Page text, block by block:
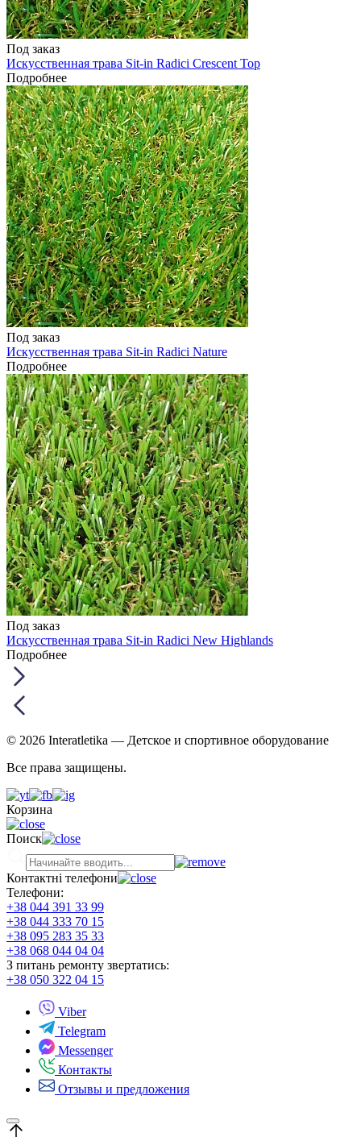
Под заказ
Искусственная трава Sit-in Radici Crescent Top
Подробнее
Под заказ
Искусственная трава Sit-in Radici Nature
Подробнее
Под заказ
Искусственная трава Sit-in Radici New Highlands
Подробнее
© 2026 Interatletika — Детское и спортивное оборудование
Все права защищены.
Корзина
Поиск
Контактні телефони
Телефони:
+38 044 391 33 99
+38 044 333 70 15
+38 095 283 35 33
+38 068 044 04 04
З питань ремонту звертатись:
+38 050 322 04 15
Viber
Telegram
Messenger
Контакты
Отзывы и предложения